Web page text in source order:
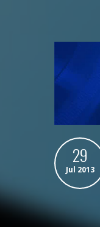
29
Jul 2013